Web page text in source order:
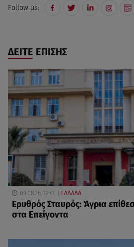
Follow us:
ΔΕΙΤΕ ΕΠΙΣΗΣ
09.08.26, 12:44 ΕΛΛΑΔΑ
Ερυθρός Σταυρός: Άγρια
στα Επείγοντα